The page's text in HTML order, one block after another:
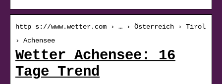
http s://www.wetter.com › … › Österreich › Tirol
› Achensee
Wetter Achensee: 16
Tage Trend